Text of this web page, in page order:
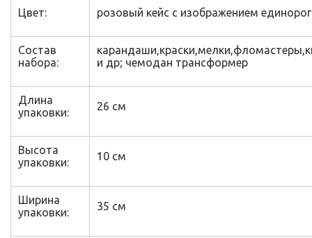
Цвет: розовый кейс с изображением
Состав
набора:
и др; чемодан трансформер
Длина
упаковки:
26 см
Высота
упаковки:
10 см
Ширина
упаковки:
35 см